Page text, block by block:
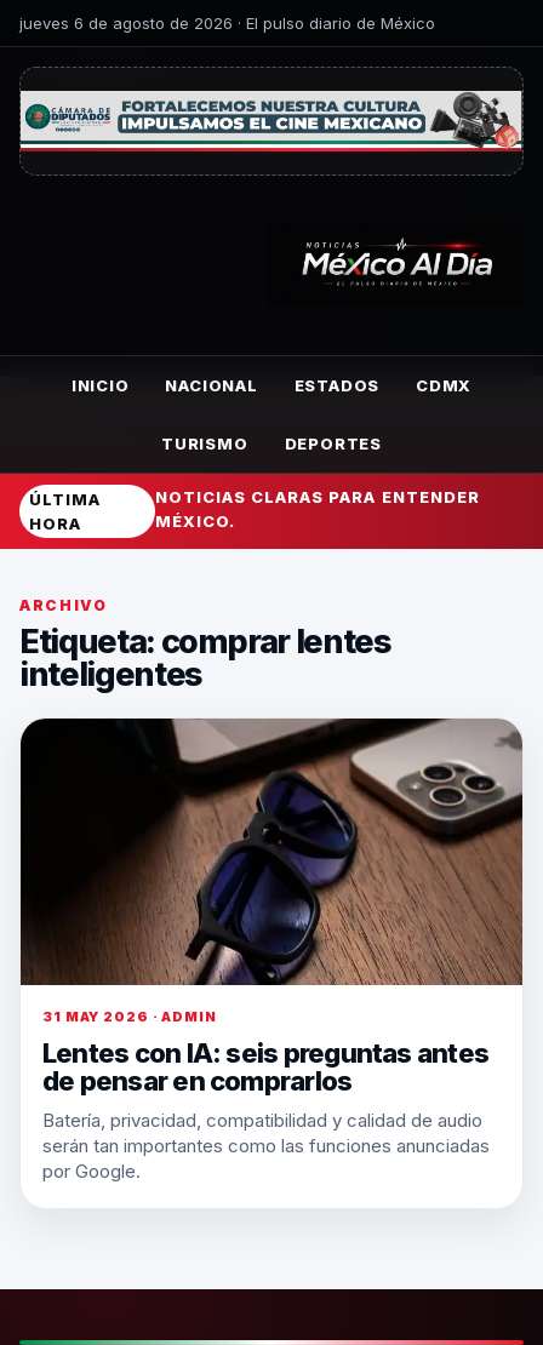
jueves 6 de agosto de 2026 · El pulso diario de México
INICIO NACIONAL ESTADOS CDMX
TURISMO DEPORTES
ÚLTIMA
HORA
NOTICIAS CLARAS PARA ENTENDER
MÉXICO.
ARCHIVO
Etiqueta: comprar lentes
inteligentes
31 MAY 2026 · ADMIN
Lentes con IA: seis preguntas antes
de pensar en comprarlos
Batería, privacidad, compatibilidad y calidad de audio
serán tan importantes como las funciones anunciadas
por Google.